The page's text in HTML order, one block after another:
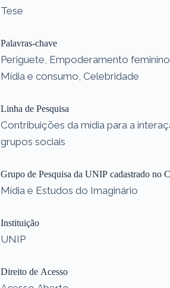
Tese
Palavras-chave
Periguete, Empoderamento
Mídia e consumo, Celebridade
Linha de Pesquisa
Contribuições da mídia para a
grupos sociais
Grupo de Pesquisa da UNIP cadastrado no
Mídia e Estudos do Imaginário
Instituição
UNIP
Direito de Acesso